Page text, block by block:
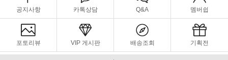
공지사항 카톡상담 Q&A 멤버쉽
포토리뷰 VIP 게시판 배송조회 기획전